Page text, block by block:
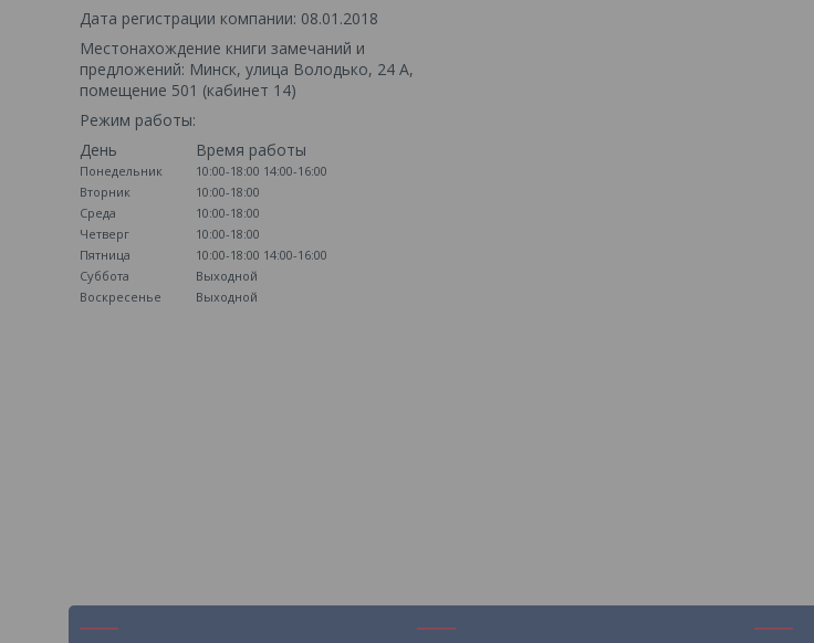
Дата регистрации компании: 08.01.2018
Местонахождение книги замечаний и
предложений: Минск, улица Володько, 24 А,
помещение 501 (кабинет 14)
Режим работы:
День
Время работы
Понедельник 10:00-18:00 14:00-16:00
Вторник
10:00-18:00
Среда
10:00-18:00
Четверг
10:00-18:00
Пятница
10:00-18:00 14:00-16:00
Суббота
Выходной
Воскресенье
Выходной